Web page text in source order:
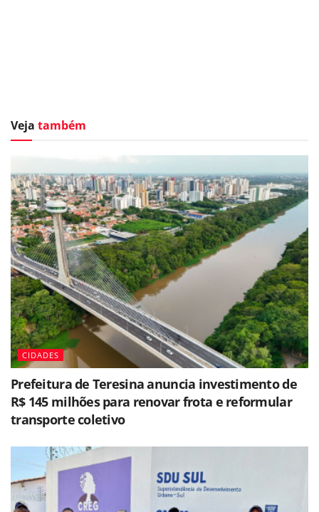
Veja também
CIDADES
Prefeitura de Teresina anuncia investimento de
R$ 145 milhões para renovar frota e reformular
transporte coletivo